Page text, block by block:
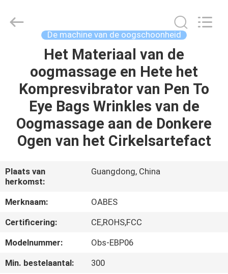
PRODUCTEN
ONGEVEER
ONS
FABRIEKSREIS
KWALITEITSCONTROLE
ONS
Ltd..
De machine van de oogschoonheid
Het Materiaal van de
oogmassage en Hete het
Kompresvibrator van Pen To
Eye Bags Wrinkles van de
Oogmassage aan de Donkere
Ogen van het Cirkelsartefact
Plaats van
herkomst:
Guangdong, China
Merknaam:
OABES
Certificering:
CE,ROHS,FCC
Modelnummer:
Obs-EBP06
Min. bestelaantal:
300